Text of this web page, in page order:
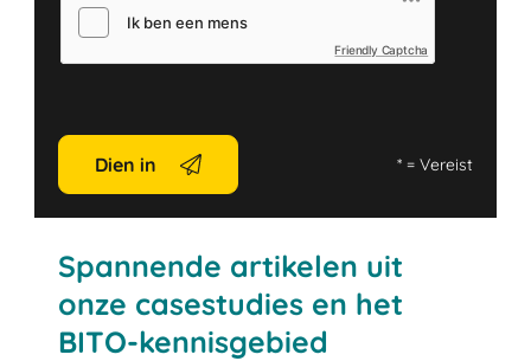
Friendly Captcha
Dien in *= Vereist
Spannende artikelen uit
onze casestudies en het
BITO-kennisgebied